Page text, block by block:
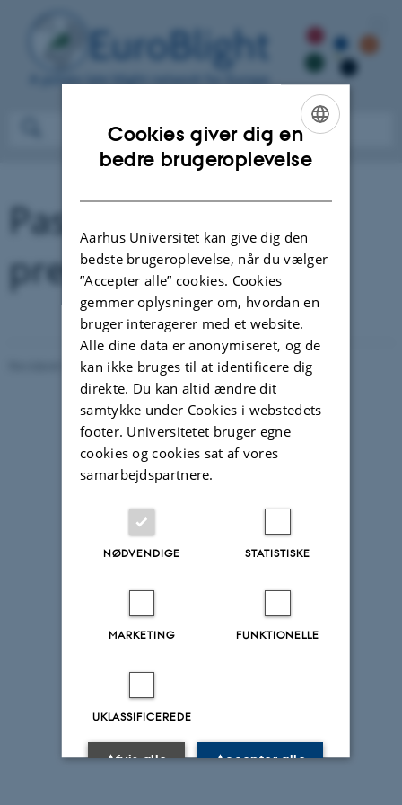
Past meetings and
presentations
Revideret 27.09.2022-Jens Grønbech Hansen
ENGLISH
Cookies giver dig en
bedre brugeroplevelse
Aarhus Universitet kan give dig den
bedste brugeroplevelse, når du vælger
”Accepter alle” cookies. Cookies
gemmer oplysninger om, hvordan en
bruger interagerer med et website.
Alle dine data er anonymiseret, og de
kan ikke bruges til at identificere dig
direkte. Du kan altid ændre dit
samtykke under Cookies i webstedets
footer. Universitetet bruger egne
cookies og cookies sat af vores
samarbejdspartnere.
NØDVENDIGE STATISTISKE
MARKETING FUNKTIONELLE
UKLASSIFICEREDE
Accepter alle
Afvis alle